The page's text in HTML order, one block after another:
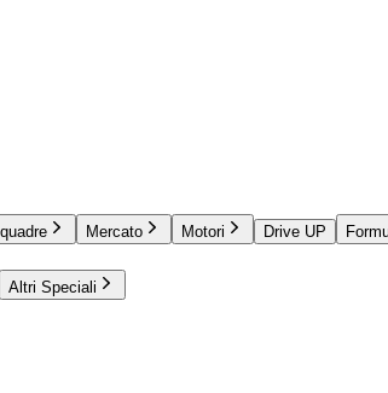
Mercato Motori Drive UP
Altri Speciali